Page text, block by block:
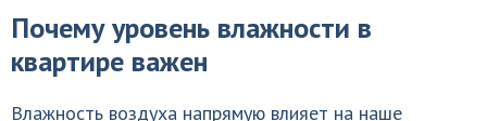
Почему уровень влажности в
квартире важен
Влажность воздуха напрямую влияет на наше